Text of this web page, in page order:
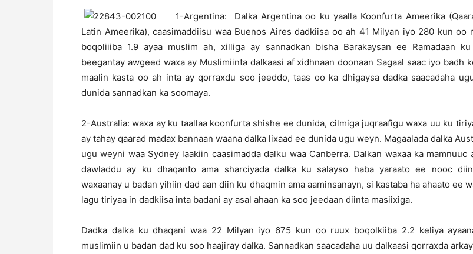
1-Argentina: Dalka Argentina oo ku yaalla Koonfurta Ameerika
Latin Ameerika), caasimaddiisu waa Buenos Aires dadkiisa oo ah 41 Milyan iyo 280 kun oo
boqoliiiba 1.9 ayaa muslim ah, xilliga ay sannadkan bisha Barakaysan ee Ramadaan
beegantay awgeed waxa ay Muslimiinta dalkaasi af xidhnaan doonaan Sagaal saac iyo badh
maalin kasta oo ah inta ay qorraxdu soo jeeddo, taas oo ka dhigaysa dadka saacadaha
dunida sannadkan ka soomaya.
2-Australia: waxa ay ku taallaa koonfurta shishe ee dunida, cilmiga juqraafigu waxa uu ku
ay tahay qaarad madax bannaan waana dalka lixaad ee dunida ugu weyn. Magaalada dalka
ugu weyni waa Sydney laakiin caasimadda dalku waa Canberra. Dalkan waxaa ka mamnuuc
dawladdu ay ku dhaqanto ama sharciyada dalka ku salayso haba yaraato ee nooc
waxaanay u badan yihiin dad aan diin ku dhaqmin ama aaminsanayn, si kastaba ha ahaato ee
lagu tiriyaa in dadkiisa inta badani ay asal ahaan ka soo jeedaan diinta masiixiga.
Dadka dalka ku dhaqani waa 22 Milyan iyo 675 kun oo ruux boqolkiiba 2.2 keliya
muslimiin u badan dad ku soo haajiray dalka. Sannadkan saacadaha uu dalkaasi qorraxda